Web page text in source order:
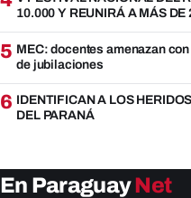
10.000 Y REUNIRÁ A MÁS DE
5 MEC: docentes amenazan
de jubilaciones
6 IDENTIFICAN A LOS
DEL PARANÁ
En ParaguayNet